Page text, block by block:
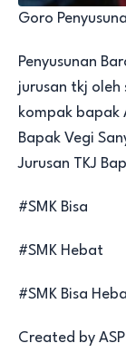
Goro
Penyusunan
jurusan tkj oleh
kompak bapak
Bapak Vegi
Jurusan TKJ
#SMK Bisa
#SMK Hebat
#SMK Bisa
Created by ASP